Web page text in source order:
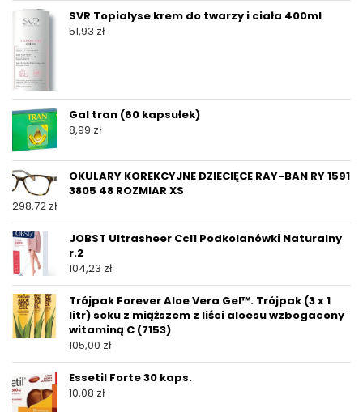
SVR Topialyse krem do twarzy i ciała 400ml
51,93 zł
Gal tran (60 kapsułek)
8,99 zł
OKULARY KOREKCYJNE DZIECIĘCE RAY-BAN RY 1591
3805 48 ROZMIAR XS
298,72 zł
JOBST Ultrasheer Ccl1 Podkolanówki Naturalny
r.2
104,23 zł
Trójpak Forever Aloe Vera Gel™. Trójpak (3 x 1
litr) soku z miąższem z liści aloesu wzbogacony
witaminą C (7153)
105,00 zł
Essetil Forte 30 kaps.
10,08 zł